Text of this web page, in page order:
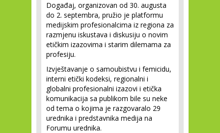
Događaj, organizovan od 30. augusta
do 2. septembra, pružio je platformu
medijskim profesionalcima iz regiona za
razmjenu iskustava i diskusiju o novim
etičkim izazovima i starim dilemama za
profesiju.
Izvještavanje o samoubistvu i femicidu,
interni etički kodeksi, regionalni i
globalni profesionalni izazovi i etička
komunikacija sa publikom bile su neke
od tema o kojima je razgovaralo 29
urednika i predstavnika medija na
Forumu urednika.